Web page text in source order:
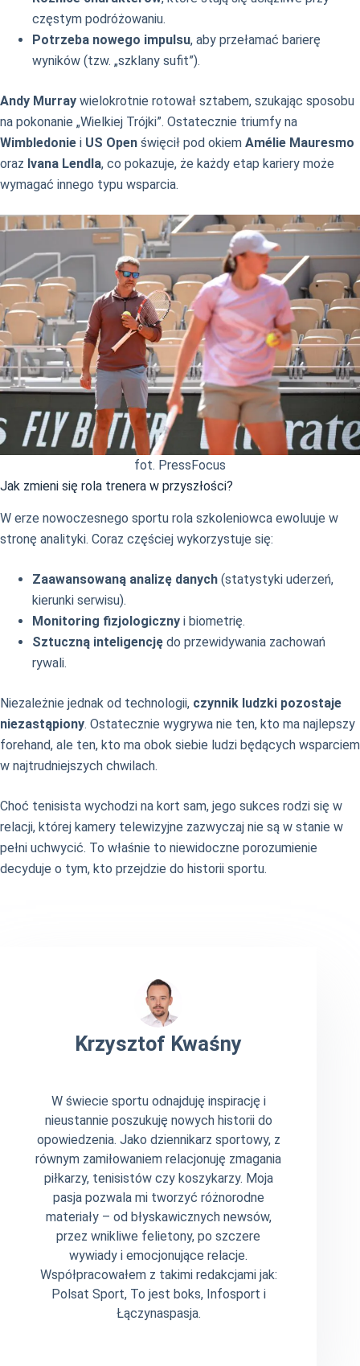
częstym podróżowaniu.
Potrzeba nowego impulsu, aby przełamać barierę
wyników (tzw. „szklany sufit”).
Andy Murray wielokrotnie rotował sztabem, szukając sposobu
na pokonanie „Wielkiej Trójki”. Ostatecznie triumfy na
Wimbledonie i US Open święcił pod okiem Amélie Mauresmo
oraz Ivana Lendla, co pokazuje, że każdy etap kariery może
wymagać innego typu wsparcia.
fot. PressFocus
Jak zmieni się rola trenera w przyszłości?
W erze nowoczesnego sportu rola szkoleniowca ewoluuje w
stronę analityki. Coraz częściej wykorzystuje się:
Zaawansowaną analizę danych (statystyki uderzeń,
kierunki serwisu).
Monitoring fizjologiczny i biometrię.
Sztuczną inteligencję do przewidywania zachowań
rywali.
Niezależnie jednak od technologii, czynnik ludzki pozostaje
niezastąpiony. Ostatecznie wygrywa nie ten, kto ma najlepszy
forehand, ale ten, kto ma obok siebie ludzi będących wsparciem
w najtrudniejszych chwilach.
Choć tenisista wychodzi na kort sam, jego sukces rodzi się w
relacji, której kamery telewizyjne zazwyczaj nie są w stanie w
pełni uchwycić. To właśnie to niewidoczne porozumienie
decyduje o tym, kto przejdzie do historii sportu.
Krzysztof Kwaśny
W świecie sportu odnajduję inspirację i
nieustannie poszukuję nowych historii do
opowiedzenia. Jako dziennikarz sportowy, z
równym zamiłowaniem relacjonuję zmagania
piłkarzy, tenisistów czy koszykarzy. Moja
pasja pozwala mi tworzyć różnorodne
materiały – od błyskawicznych newsów,
przez wnikliwe felietony, po szczere
wywiady i emocjonujące relacje.
Współpracowałem z takimi redakcjami jak:
Polsat Sport, To jest boks, Infosport i
Łączynaspasja.